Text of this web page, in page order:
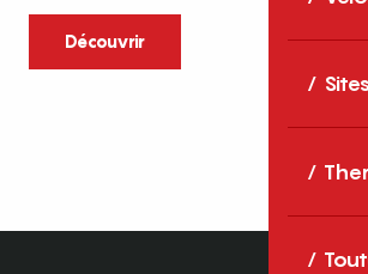
Découvrir
Entre mer Méditerranée,
caractère et grands espaces
Pyrénées-Orientales sont une
idéale pour partager des
famille tout au long...